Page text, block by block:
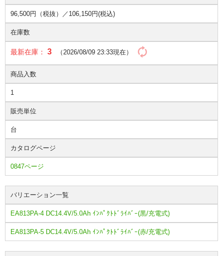
96,500円（税抜）／ 106,150円(税込)
在庫数
最新在庫： 3 （2026/08/09 23:33現在）
商品入数
1
販売単位
台
カタログページ
0847ページ
バリエーション一覧
EA813PA-4 DC14.4V/5.0Ah ｲﾝﾊﾟｸﾄﾄﾞﾗｲﾊﾞｰ(黒/充電式)
EA813PA-5 DC14.4V/5.0Ah ｲﾝﾊﾟｸﾄﾄﾞﾗｲﾊﾞｰ(赤/充電式)